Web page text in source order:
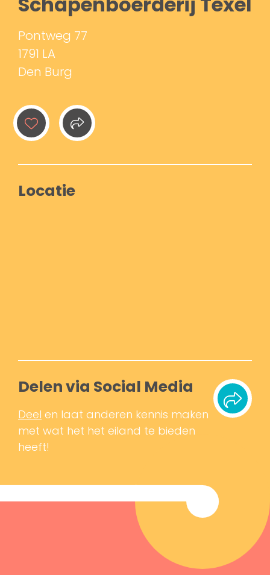
Pontweg 77
1791 LA
Den Burg
Locatie
Delen via Social Media
Deel en laat anderen kennis maken
met wat het het eiland te bieden
heeft!